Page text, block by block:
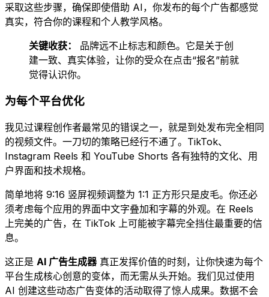
采取这些步骤，确保即使借助 AI，你发布的每个广告都感觉
真实，符合你的课程和个人教学风格。
关键收获：
品牌远不止标志和颜色。它是关于创
建一致、真实体验，让你的受众在点击“报名”前就
觉得认识你。
为每个平台优化
我见过课程创作者最常见的错误之一，就是到处发布完全相同
的视频文件。一刀切的策略已经行不通了。TikTok、
Instagram Reels 和 YouTube Shorts 各有独特的文化、用
户界面和技术规格。
简单地将 9:16 竖屏视频调整为 1:1 正方形只是皮毛。你还必
须考虑每个应用的界面中文字叠加和字幕的外观。在 Reels
上完美的广告，在 TikTok 上可能被字幕完全挡住最重要的信
息。
这正是 AI 广告生成器真正发挥价值的时刻，让你快速为每个
平台生成核心创意的变体，而无需从头开始。我们见过使用
AI 创建这些动态广告变体的活动取得了惊人成果。数据不会